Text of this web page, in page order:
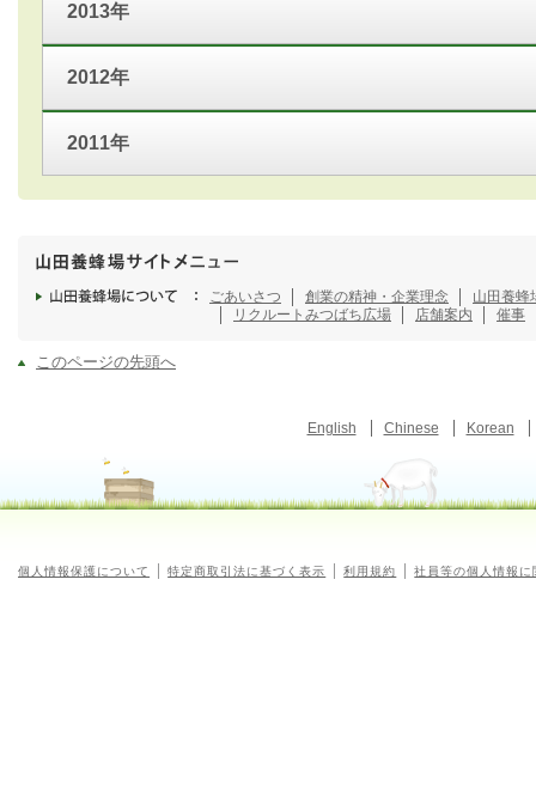
2013年
2012年
2011年
ごあいさつ 創業の精神・企業理念
山田養蜂
リクルート みつばち広場 店舗案内 催事
このページの先頭へ
English Chinese Korean
個人情報保護について 特定商取引法に基づく表示 利用規約 社員等の個人情報